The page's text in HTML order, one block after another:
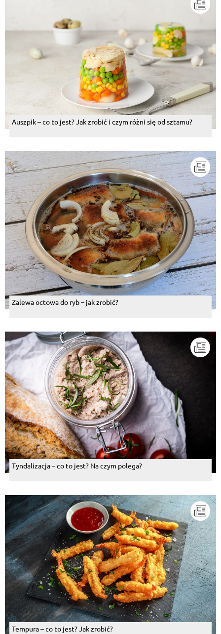
Auszpik – co to jest? Jak zrobić i czym różni się od sztamu?
Zalewa octowa do ryb – jak zrobić?
Tyndalizacja – co to jest? Na czym polega?
Tempura – co to jest? Jak zrobić?